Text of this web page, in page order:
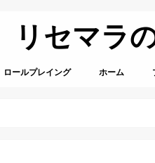
リセマラ
ロールプレイング ホーム